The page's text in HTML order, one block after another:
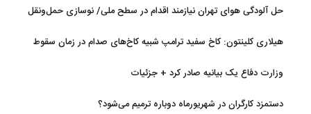
حل آلودگی هوای تهران نیازمند اقدام در سطح ملی/ نوسازی حمل‌ونقل
هیلاری کلینتون: کاخ سفید ترامپ شبیه کاخ‌های صدام در زمان سقوط
وزارت دفاع یک بیانیه صادر کرد + جزئیات
دستمزد کارگران در شهریورماه دوباره ترمیم می‌شود؟